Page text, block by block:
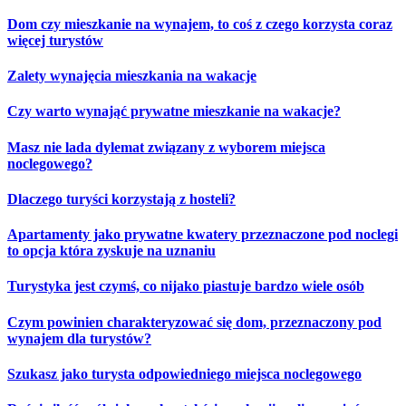
Dom czy mieszkanie na wynajem, to coś z czego korzysta coraz
więcej turystów
Zalety wynajęcia mieszkania na wakacje
Czy warto wynająć prywatne mieszkanie na wakacje?
Masz nie lada dylemat związany z wyborem miejsca
noclegowego?
Dlaczego turyści korzystają z hosteli?
Apartamenty jako prywatne kwatery przeznaczone pod noclegi
to opcja która zyskuje na uznaniu
Turystyka jest czymś, co nijako piastuje bardzo wiele osób
Czym powinien charakteryzować się dom, przeznaczony pod
wynajem dla turystów?
Szukasz jako turysta odpowiedniego miejsca noclegowego